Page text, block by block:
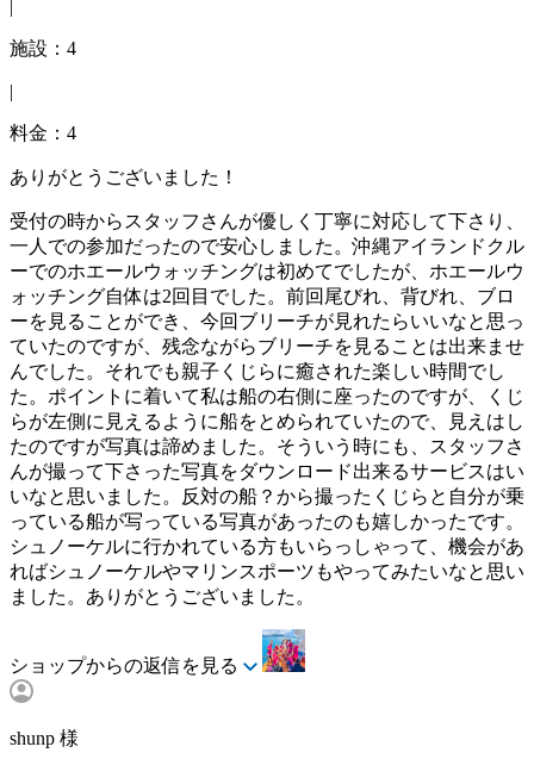
|
施設：4
|
料金：4
ありがとうございました！
受付の時からスタッフさんが優しく丁寧に対応して下さり、
一人での参加だったので安心しました。沖縄アイランドクル
ーでのホエールウォッチングは初めてでしたが、ホエールウ
ォッチング自体は2回目でした。前回尾びれ、背びれ、ブロ
ーを見ることができ、今回ブリーチが見れたらいいなと思っ
ていたのですが、残念ながらブリーチを見ることは出来ませ
んでした。それでも親子くじらに癒された楽しい時間でし
た。ポイントに着いて私は船の右側に座ったのですが、くじ
らが左側に見えるように船をとめられていたので、見えはし
たのですが写真は諦めました。そういう時にも、スタッフさ
んが撮って下さった写真をダウンロード出来るサービスはい
いなと思いました。反対の船？から撮ったくじらと自分が乗
っている船が写っている写真があったのも嬉しかったです。
シュノーケルに行かれている方もいらっしゃって、機会があ
ればシュノーケルやマリンスポーツもやってみたいなと思い
ました。ありがとうございました。
ショップからの返信を見る
shunp 様